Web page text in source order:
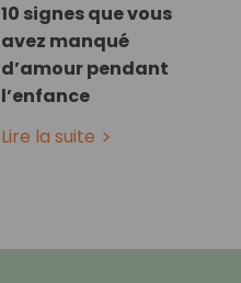
10 signes que vous
avez manqué
d’amour pendant
l’enfance
Lire la suite